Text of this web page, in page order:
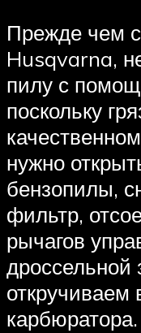
Прежде чем
Husqvarna,
пилу с
поскольку
нужно
бензопилы,
фильтр,
рычагов
дроссельной
откручиваем
карбюратора.